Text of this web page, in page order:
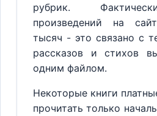
рубрик.
произведений на
тысяч - это связано с
рассказов и стихов
одним файлом.
Некоторые книги
прочитать только